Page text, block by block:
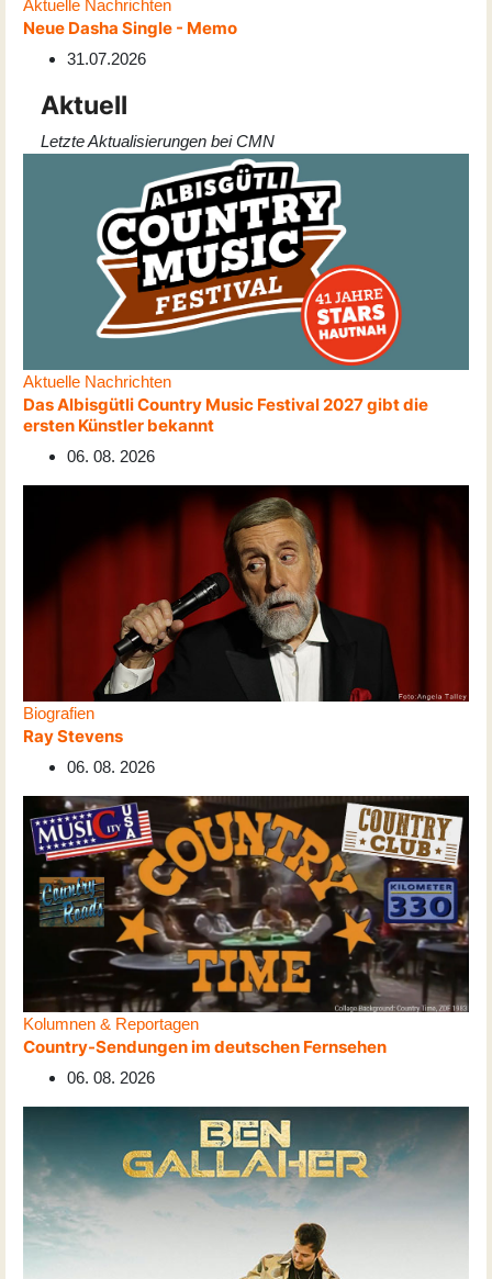
Aktuelle Nachrichten
Neue Dasha Single - Memo
31.07.2026
Aktuell
Letzte Aktualisierungen bei CMN
Aktuelle Nachrichten
Das Albisgütli Country Music Festival 2027 gibt die
ersten Künstler bekannt
06. 08. 2026
Biografien
Ray Stevens
06. 08. 2026
Kolumnen & Reportagen
Country-Sendungen im deutschen Fernsehen
06. 08. 2026